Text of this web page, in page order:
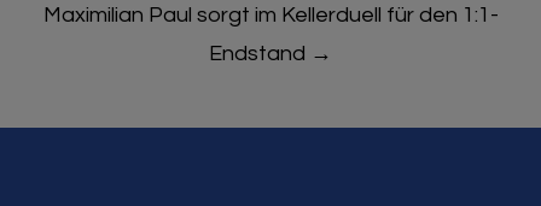
Maximilian Paul sorgt im Kellerduell für den 1:1-
Endstand →